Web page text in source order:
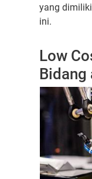
yang
ini.
Low
Bidang